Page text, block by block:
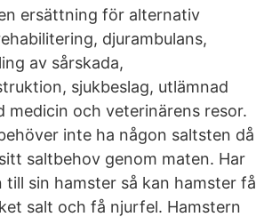
ersättning för alternativ
djurambulans,
av sårskada,
sjukbeslag, utlämnad
medicin och veterinärens resor.
inte ha någon saltsten då
saltbehov genom maten. Har
till sin hamster så kan hamster få
salt och få njurfel. Hamstern